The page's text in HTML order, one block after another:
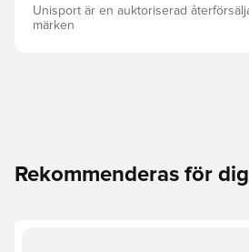
Unisport är en auktoriserad
märken
Rekommenderas för dig